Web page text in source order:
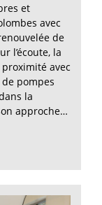
et
avec
de
l’écoute, la
avec
de pompes
la
approche…